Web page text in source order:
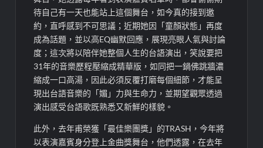
待自己有一天也能站上這個舞台，如今真的接到邀
約，直呼感到不可思議；近期她因「童顏狀態」再度
成為話題，並以高EQ幽默回應，展現亮眼人氣與討論
度；這次將以陪伴她整個人生的台語演出，笑說要把
31年的音樂歷程壓縮成精華版，如同把一鍋佛跳牆濃
縮成一口高湯，因此必須反覆打磨每個細節，才能呈
現出台語音樂的「媚」力與生命力，並期望觀眾透過
演出感受台語歌既熟悉又新鮮的樣貌。
此外，去年甫榮獲「最佳樂團獎」的TRASH，今年將
以表演嘉賓身分登上金曲獎舞台，他們透露，在去年